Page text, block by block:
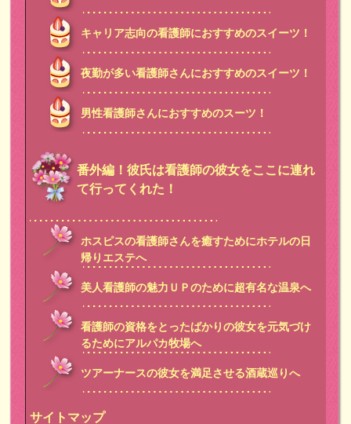
キャリア志向の看護師におすすめのスイーツ！
夜勤が多い看護師さんにおすすめのスイーツ！
男性看護師さんにおすすめのスーツ！
番外編！彼氏は看護師の彼女をここに連れ
て行ってくれた！
ホスピスの看護師さんを癒すためにホテルの日
帰りエステへ
美人看護師の魅力ＵＰのために超有名な温泉へ
看護師の資格をとったばかりの彼女を元気づけ
るためにアルパカ牧場へ
ツアーナースの彼女を満足させる酒蔵巡りへ
サイトマップ